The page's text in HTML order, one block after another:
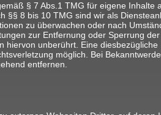
§ 7 Abs.1 TMG für eigene Inhalte
§§ 8 bis 10 TMG sind wir als
zu überwachen oder nach
zur Entfernung oder Sperrung
hiervon unberührt. Eine
möglich. Bei
entfernen.